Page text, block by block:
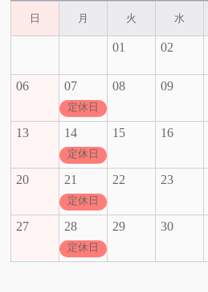
日 月 火 水
01 02
06 07
定休日
08 09
13 14
定休日
15 16
20 21
定休日
22 23
27 28
定休日
29 30